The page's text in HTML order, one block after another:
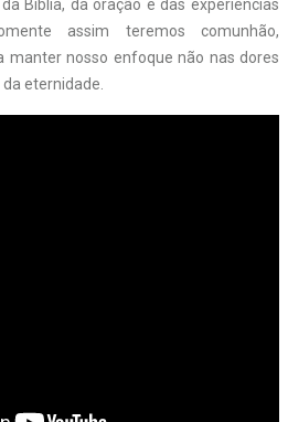
Bíblia, da oração e das experiências
assim teremos comunhão,
manter nosso enfoque não nas dores
eternidade.